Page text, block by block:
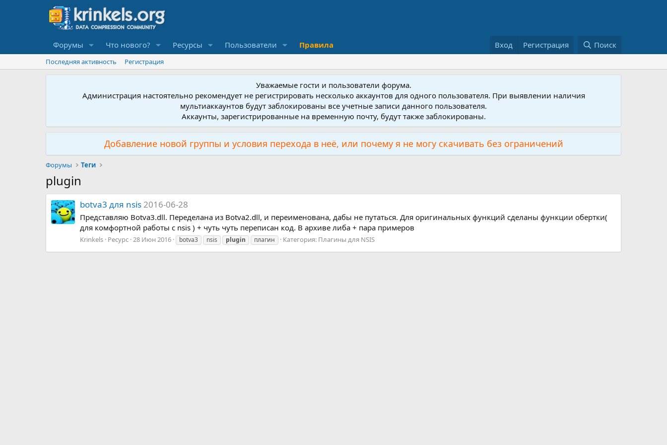
Форумы Что нового? Ресурсы Пользователи Правила Вход Регистрация Поиск
Последняя активность Регистрация
Уважаемые гости и пользователи форума.
Администрация настоятельно рекомендует не регистрировать несколько аккаунтов для одного пользователя. При выявлении наличия
мультиаккаунтов будут заблокированы все учетные записи данного пользователя.
Аккаунты, зарегистрированные на временную почту, будут также заблокированы.
Добавление новой группы и условия перехода в неё, или почему я не могу скачивать без ограничений
Форумы Теги
plugin
botva3 для nsis 2016-06-28
Представляю Botva3.dll. Переделана из Botva2.dll, и переименована, дабы не путаться. Для оригинальных функций сделаны функции обертки(
для комфортной работы с nsis ) + чуть чуть переписан код. В архиве либа + пара примеров
Krinkels Ресурс 28 Июн 2016 botva3 nsis plugin плагин Категория: Плагины для NSIS